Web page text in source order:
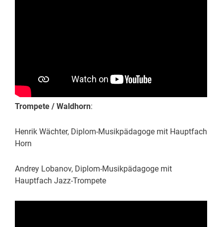
Trompete / Waldhorn:
Henrik Wächter, Diplom-Musikpädagoge mit Hauptfach
Horn
Andrey Lobanov, Diplom-Musikpädagoge mit
Hauptfach Jazz-Trompete